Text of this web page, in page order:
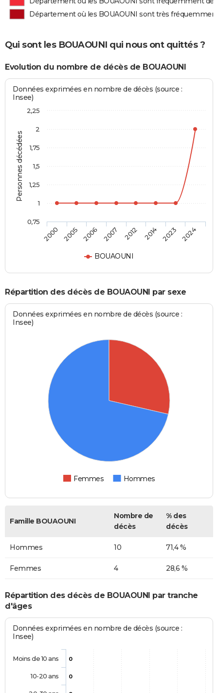
Département où les BOUAOUNI sont très
Qui sont les BOUAOUNI qui nous ont quittés ?
Evolution du nombre de décès de BOUAOUNI
Personnes décédées
Données exprimées en nombre de décès (source :
Insee)
BOUAOUNI
2000 2005 2006 2007 2012 2014 2023 2024
0,75
1
1,25
1,5
1,75
2
2,25
Répartition des décès de BOUAOUNI par sexe
Données exprimées en nombre de décès (source :
Insee)
Femmes Hommes
Famille BOUAOUNI
Nombre de
décès
% des
décès
Hommes 10 71,4 %
Femmes 4 28,6 %
Répartition des décès de BOUAOUNI par tranche
d'âges
Données exprimées en nombre de décès (source :
Insee)
0
0
Moins de 10 ans
10-20 ans